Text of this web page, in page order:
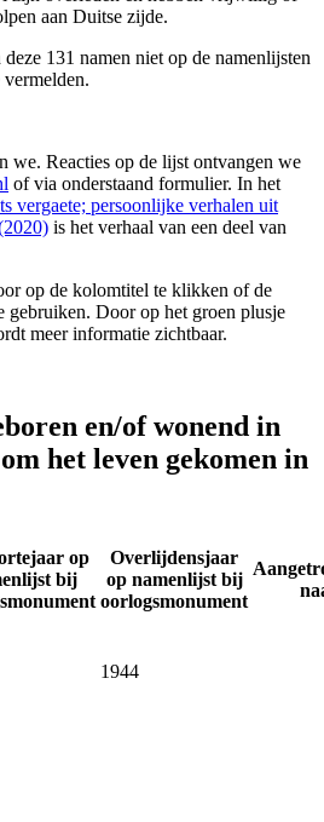
aan Duitse zijde.
131 namen niet op de namenlijsten
we. Reacties op de lijst ontvangen we
of via onderstaand formulier. In het
vergaete; persoonlijke verhalen uit
is het verhaal van een deel van
op de kolomtitel te klikken of de
gebruiken. Door op het groen plusje
meer informatie zichtbaar.
en/of wonend in
het leven gekomen in
op
bij
Overlijdensjaar
op namenlijst bij
oorlogsmonument
1944